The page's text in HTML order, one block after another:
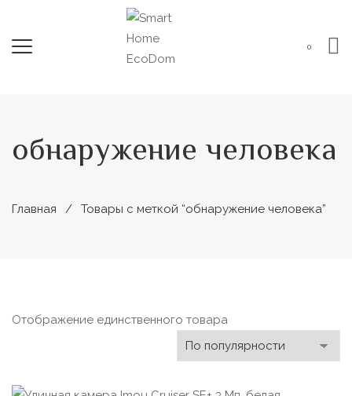
0
обнаружение человека
Главная Товары с меткой “обнаружение человека”
Отображение единственного товара